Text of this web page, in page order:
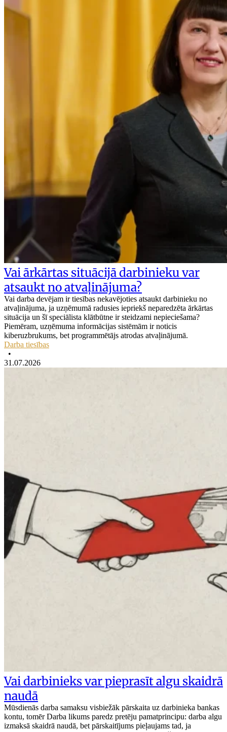
Vai ārkārtas situācijā darbinieku var
atsaukt no atvaļinājuma?
Vai darba devējam ir tiesības nekavējoties atsaukt darbinieku no
atvaļinājuma, ja uzņēmumā radusies iepriekš neparedzēta ārkārtas
situācija un šī speciālista klātbūtne ir steidzami nepieciešama?
Piemēram, uzņēmuma informācijas sistēmām ir noticis
kiberuzbrukums, bet programmētājs atrodas atvaļinājumā.
Darba tiesības
•
31.07.2026
Vai darbinieks var pieprasīt algu skaidrā
naudā
Mūsdienās darba samaksu visbiežāk pārskaita uz darbinieka bankas
kontu, tomēr Darba likums paredz pretēju pamatprincipu: darba algu
izmaksā skaidrā naudā, bet pārskaitījums pieļaujams tad, ja